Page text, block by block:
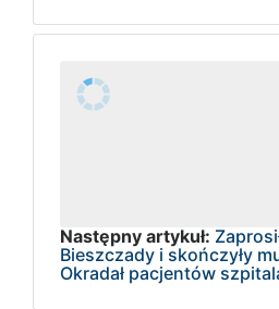
Następny artykuł:
Bieszczady i skończyły
Okradał pacjentów